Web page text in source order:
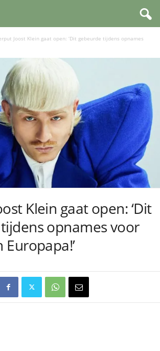
Joost Klein gaat open: ‘Dit gebeurde tijdens opnames
Klein gaat open: ‘Dit
opnames voor